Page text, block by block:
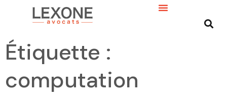
Étiquette :
computation